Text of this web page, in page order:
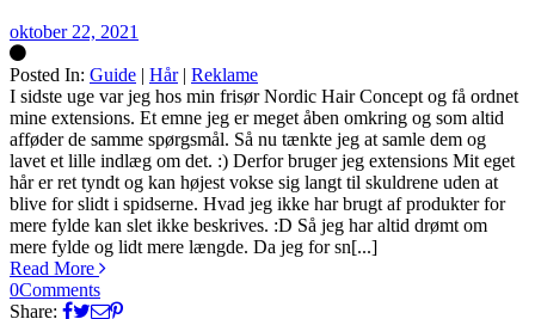
oktober 22, 2021
Posted In: Guide | Hår| Reklame
Silke
I sidste uge var jeg hos min frisør Nordic Hair Concept og få ordnet
mine extensions. Et emne jeg er meget åben omkring og som altid
afføder de samme spørgsmål. Så nu tænkte jeg at samle dem og
lavet et lille indlæg om det. :) Derfor bruger jeg extensions Mit eget
hår er ret tyndt og kan højest vokse sig langt til skuldrene uden at
blive for slidt i spidserne. Hvad jeg ikke har brugt af produkter for
mere fylde kan slet ikke beskrives. :D Så jeg har altid drømt om
mere fylde og lidt mere længde. Da jeg for sn[...]
Read More
0Comments
Share: